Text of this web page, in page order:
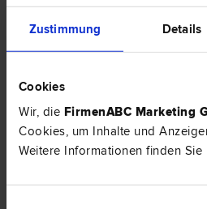
Zustimmung Details
Cookies
Wir, die FirmenABC Marketing
Cookies, um Inhalte und
Weitere Informationen finden Sie
MAG. Ulrike MADER
Liegenschafts- und Immobilien­recht |
und Gewährleistungs­recht |
8010 Graz
Wastiangasse 7